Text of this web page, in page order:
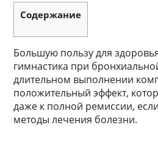
Содержание
Большую пользу для
гимнастика при
длительном выполнении
положительный эффект,
даже к полной ремиссии,
методы лечения болезни.